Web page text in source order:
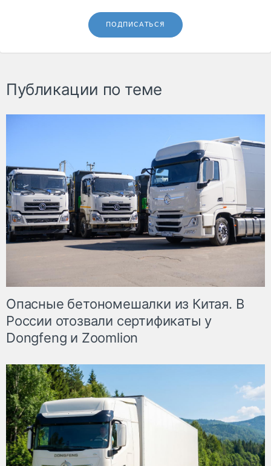
ПОДПИСАТЬСЯ
Публикации по теме
Опасные бетономешалки из Китая. В
России отозвали сертификаты у
Dongfeng и Zoomlion